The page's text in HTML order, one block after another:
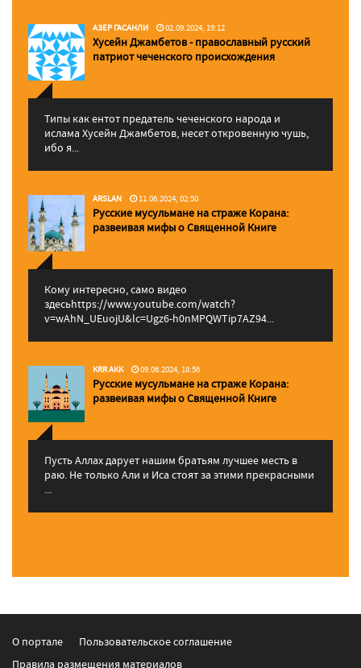
АЗЕР ГАСАНЛИ 02.09.2024, 19:12
Хусейн Джамбетов - православный русский
патриот чеченского происхождения
Типы как ентот предатель чеченского народа и
ислама Хусейн Джамбетов, несет откровенную чушь,
ибо я...
ARSLAN 11.06.2024, 02:50
Русские мусульмане на страже Корана:
pазвеивая мифы о Священной Книге
Кому интересно, само видео
здесьhttps://www.youtube.com/watch?
v=wAhN_UEuojU&lc=Ugz6-h0nMPQWTip7AZ94...
KRR AKK 09.06.2024, 18:56
Русские мусульмане на страже Корана:
pазвеивая мифы о Священной Книге
Пусть Аллах дарует нашим братьям лучшее месть в
раю. Не только Али и Иса стоят за этими прекрасными
...
О портале
Пользовательское соглашение
Правила размещения материалов